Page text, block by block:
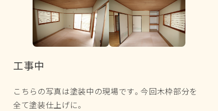
工事中
こちらの写真は塗装中の現場です。今回木枠部分を
全て塗装仕上げに。